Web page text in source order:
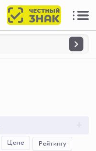
Цене Рейтингу